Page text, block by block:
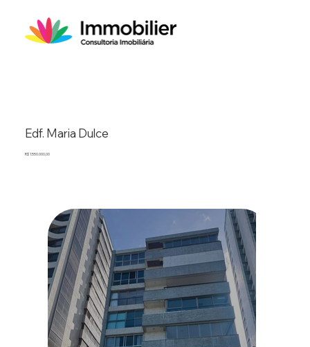
Edf. Maria Dulce
R$ 1.550.000,00